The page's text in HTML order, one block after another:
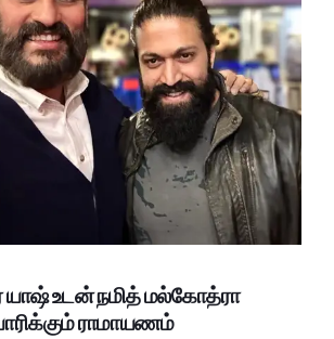
யாஷ் உடன் நமித் மல்கோத்ரா
ராமாயணம்